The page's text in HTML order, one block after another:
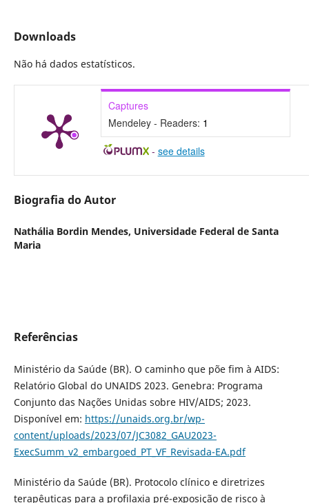
Downloads
Não há dados estatísticos.
Captures
Mendeley - Readers: 1
- see details
Biografia do Autor
Nathália Bordin Mendes, Universidade Federal de Santa
Maria
Referências
Ministério da Saúde (BR). O caminho que põe fim à AIDS:
Relatório Global do UNAIDS 2023. Genebra: Programa
Conjunto das Nações Unidas sobre HIV/AIDS; 2023.
Disponível em: https://unaids.org.br/wp-
content/uploads/2023/07/JC3082_GAU2023-
ExecSumm_v2_embargoed_PT_VF_Revisada-EA.pdf
Ministério da Saúde (BR). Protocolo clínico e diretrizes
terapêuticas para a profilaxia pré-exposição de risco à